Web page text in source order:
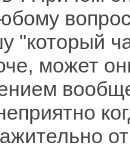
"который
может